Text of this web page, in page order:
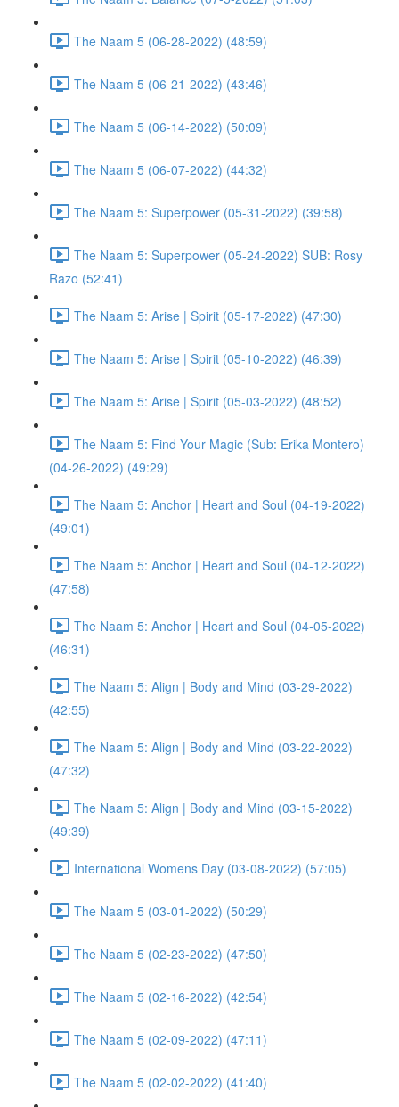
The Naam 5 (06-28-2022) (48:59)
The Naam 5 (06-21-2022) (43:46)
The Naam 5 (06-14-2022) (50:09)
The Naam 5 (06-07-2022) (44:32)
The Naam 5: Superpower (05-31-2022) (39:58)
The Naam 5: Superpower (05-24-2022) SUB: Rosy
Razo (52:41)
The Naam 5: Arise | Spirit (05-17-2022) (47:30)
The Naam 5: Arise | Spirit (05-10-2022) (46:39)
The Naam 5: Arise | Spirit (05-03-2022) (48:52)
The Naam 5: Find Your Magic (Sub: Erika Montero)
(04-26-2022) (49:29)
The Naam 5: Anchor | Heart and Soul (04-19-2022)
(49:01)
The Naam 5: Anchor | Heart and Soul (04-12-2022)
(47:58)
The Naam 5: Anchor | Heart and Soul (04-05-2022)
(46:31)
The Naam 5: Align | Body and Mind (03-29-2022)
(42:55)
The Naam 5: Align | Body and Mind (03-22-2022)
(47:32)
The Naam 5: Align | Body and Mind (03-15-2022)
(49:39)
International Womens Day (03-08-2022) (57:05)
The Naam 5 (03-01-2022) (50:29)
The Naam 5 (02-23-2022) (47:50)
The Naam 5 (02-16-2022) (42:54)
The Naam 5 (02-09-2022) (47:11)
The Naam 5 (02-02-2022) (41:40)